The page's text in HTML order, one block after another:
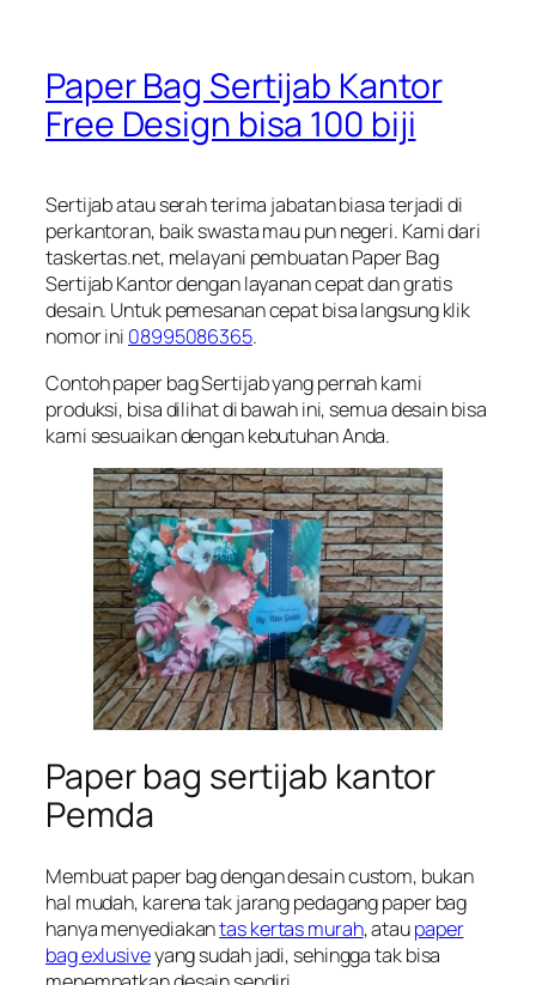
Paper Bag Sertijab Kantor
Free Design bisa 100 biji
Sertijab atau serah terima jabatan biasa terjadi di
perkantoran, baik swasta mau pun negeri. Kami dari
taskertas.net, melayani pembuatan Paper Bag
Sertijab Kantor dengan layanan cepat dan gratis
desain. Untuk pemesanan cepat bisa langsung klik
nomor ini 08995086365.
Contoh paper bag Sertijab yang pernah kami
produksi, bisa dilihat di bawah ini, semua desain bisa
kami sesuaikan dengan kebutuhan Anda.
Paper bag sertijab kantor
Pemda
Membuat paper bag dengan desain custom, bukan
hal mudah, karena tak jarang pedagang paper bag
hanya menyediakantas kertas murah, ataupaper
bag exlusiveyang sudah jadi, sehingga tak bisa